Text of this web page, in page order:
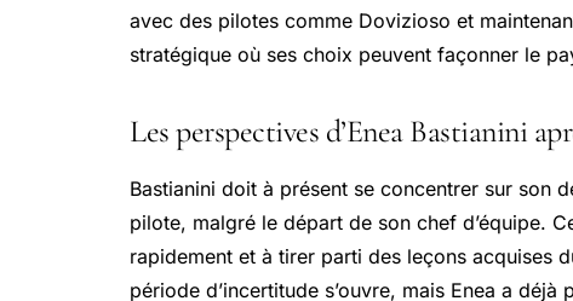
avec des pilotes comme Dovizioso et
stratégique où ses choix peuvent façonner le
Les perspectives d’Enea Bastianini
Bastianini doit à présent se concentrer sur son
pilote, malgré le départ de son chef d’équipe.
rapidement et à tirer parti des leçons acquises
période d’incertitude s’ouvre, mais Enea a